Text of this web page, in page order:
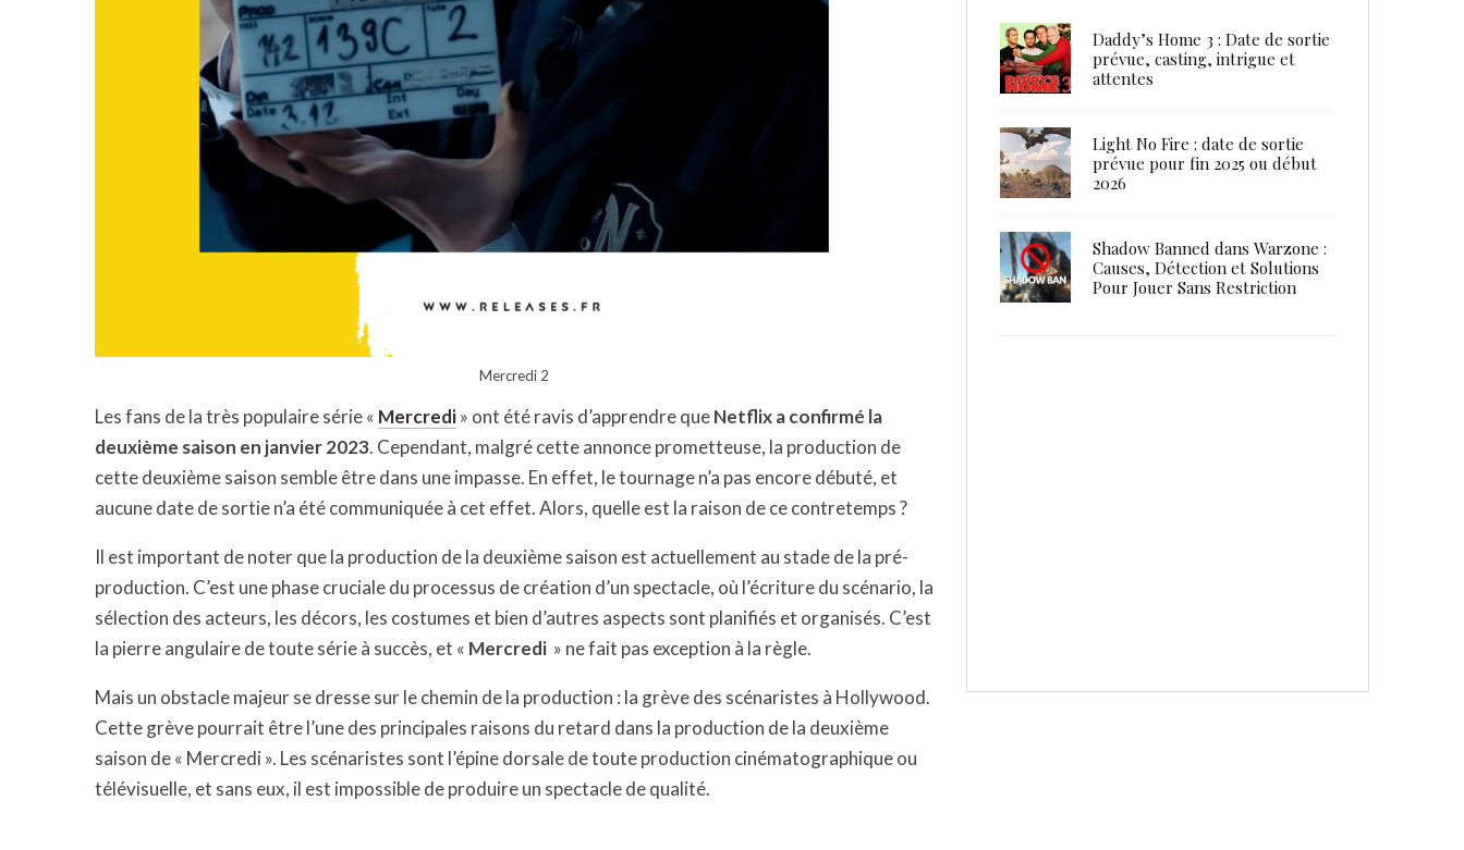
Mercredi 2
Les fans de la très populaire série « Mercredi» ont été ravis d’apprendre queNetflix a confirmé la
deuxième saison en janvier 2023. Cependant, malgré cette annonce prometteuse, la production de
cette deuxième saison semble être dans une impasse. En effet, le tournage n’a pas encore débuté, et
aucune date de sortie n’a été communiquée à cet effet. Alors, quelle est la raison de ce contretemps ?
Il est important de noter que la production de la deuxième saison est actuellement au stade de la pré-
production. C’est une phase cruciale du processus de création d’un spectacle, où l’écriture du scénario, la
sélection des acteurs, les décors, les costumes et bien d’autres aspects sont planifiés et organisés. C’est
la pierre angulaire de toute série à succès, et « Mercredi » ne fait pas exception à la règle.
Mais un obstacle majeur se dresse sur le chemin de la production : la grève des scénaristes à Hollywood.
Cette grève pourrait être l’une des principales raisons du retard dans la production de la deuxième
saison de « Mercredi ». Les scénaristes sont l’épine dorsale de toute production cinématographique ou
télévisuelle, et sans eux, il est impossible de produire un spectacle de qualité.
Daddy’s Home 3 : Date de sortie
prévue, casting, intrigue et
attentes
Light No Fire : date de sortie
prévue pour fin 2025 ou début
2026
Shadow Banned dans Warzone :
Causes, Détection et Solutions
Pour Jouer Sans Restriction